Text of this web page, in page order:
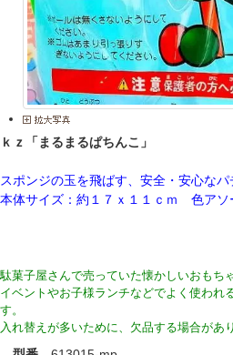
ｋｚ「まるまるぱちんこ」
スポンジの玉を飛ばす、安全・安心なパ
本体サイズ：約１７ｘ１１ｃｍ 色ア
駄菓子屋さんで売っていた懐かしいおもちゃ
イベントやお子様ランチなどでよく使われ
す。
入れ替えが多いために、欠品する場合があ